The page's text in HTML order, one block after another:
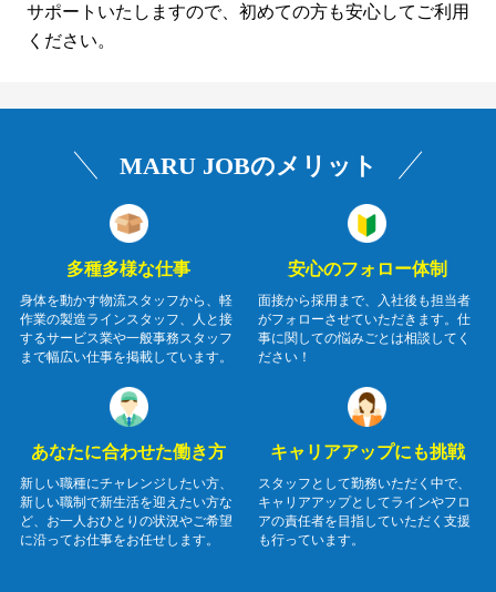
サポートいたしますので、初めての方も安心してご利用
ください。
MARU JOBのメリット
多種多様な仕事
身体を動かす物流スタッフから、軽
作業の製造ラインスタッフ、人と接
するサービス業や一般事務スタッフ
まで幅広い仕事を掲載しています。
安心のフォロー体制
面接から採用まで、入社後も担当者
がフォローさせていただきます。仕
事に関しての悩みごとは相談してく
ださい！
あなたに合わせた働き方
新しい職種にチャレンジしたい方、
新しい職制で新生活を迎えたい方な
ど、お一人おひとりの状況やご希望
に沿ってお仕事をお任せします。
キャリアアップにも挑戦
スタッフとして勤務いただく中で、
キャリアアップとしてラインやフロ
アの責任者を目指していただく支援
も行っています。